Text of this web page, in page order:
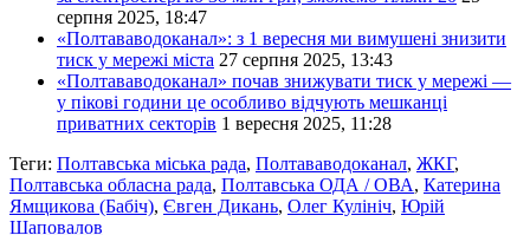
серпня 2025, 18:47
«Полтававодоканал»: з 1 вересня ми вимушені знизити
тиск у мережі міста 27 серпня 2025, 13:43
«Полтававодоканал» почав знижувати тиск у мережі —
у пікові години це особливо відчують мешканці
приватних секторів 1 вересня 2025, 11:28
Теги: Полтавська міська рада, Полтававодоканал, ЖКГ,
Полтавська обласна рада, Полтавська ОДА / ОВА, Катерина
Ямщикова (Бабіч), Євген Дикань, Олег Кулініч, Юрій
Шаповалов